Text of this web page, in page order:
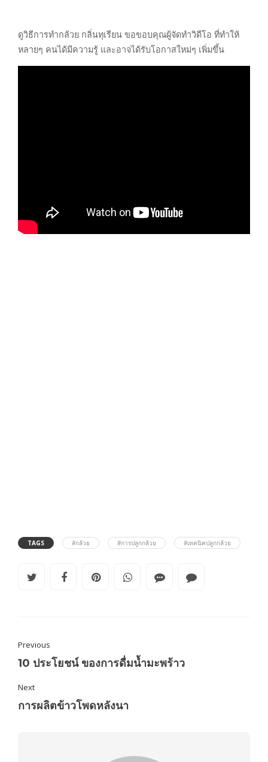
ดูวิธีการทำกล้วย กลิ่นทุเรียน ขอขอบคุณผู้จัดทำวิดีโอ ที่ทำให้
หลายๆ คนได้มีความรู้ และอาจได้รับโอกาสใหม่ๆ เพิ่มขึ้น
TAGS #กล้วย #การปลูกกล้วย #เทคนิคปลูกกล้วย
Previous
10 ประโยชน์ ของการดื่มน้ำมะพร้าว
Next
การผลิตข้าวโพดหลังนา